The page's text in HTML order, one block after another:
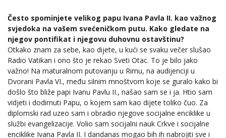
Često spominjete velikog papu Ivana Pavla II. kao važnog
svjedoka na vašem svećeničkom putu. Kako gledate na
njegov pontifikat i njegovu duhovnu ostavštinu?
Otkako znam za sebe, kao dijete, u kući se svaku večer slušao
Radio Vatikan i ono što je rekao Sveti Otac. To je bilo jako
važno! Na maturalnom putovanju u Rimu, na audijenciji u
Dvorani Pavla VI., među silnim mnoštvom koje se guralo kako bi
došlo što bliže papi Ivanu Pavlu II., našao sam se i ja. Htio sam
vidjeti i dodirnuti Papu, o kojem sam kao dijete toliko čuo. Za
diplomski rad uzeo sam i obradio njegove socijalne enciklike u
službi evangelizacije. Volio sam socijalni nauk Crkve i socijalne
enciklike Ivana Pavla II. I dandanas mogao bih ih nabrojiti sve i